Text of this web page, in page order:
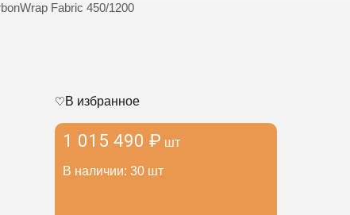
Fabric 450/1200
1 015 490 ₽ шт
В наличии: 30 шт
В избранное